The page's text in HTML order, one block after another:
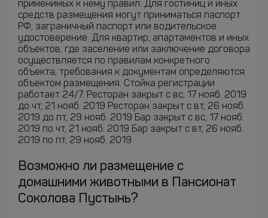
применимых к нему правил. Для гостиниц и иных
средств размещения могут приниматься паспорт
РФ, заграничный паспорт или водительское
удостоверение. Для квартир, апартаментов и иных
объектов, где заселение или заключение договора
осуществляется по правилам конкретного
объекта, требования к документам определяются
объектом размещения. Стойка регистрации
работает 24/7. Ресторан закрыт с вс, 17 нояб. 2019
до чт, 21 нояб. 2019 Ресторан закрыт с вт, 26 нояб.
2019 до пт, 29 нояб. 2019 Бар закрыт с вс, 17 нояб.
2019 по чт, 21 нояб. 2019 Бар закрыт с вт, 26 нояб.
2019 по пт, 29 нояб. 2019
Возможно ли размещение с
домашними животными в Пансионат
Соколова Пустынь?